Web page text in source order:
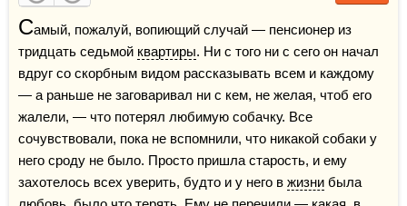
Самый, пожалуй, вопиющий случай — пенсионер из
тридцать седьмой квартиры. Ни с того ни с сего он начал
вдруг со скорбным видом рассказывать всем и каждому
— а раньше не заговаривал ни с кем, не желая, чтоб его
жалели, — что потерял любимую собачку. Все
сочувствовали, пока не вспомнили, что никакой собаки у
него сроду не было. Просто пришла старость, и ему
захотелось всех уверить, будто и у него в жизни